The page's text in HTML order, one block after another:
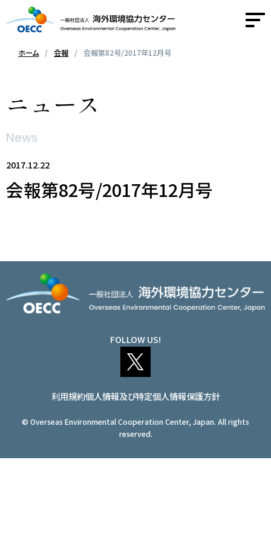
ニュース
お問い合わせ
JA/ EN
ホーム 会報 会報第82号/2017年12月号
ニュース
News
2017.12.22
会報第82号/2017年12月号
FOLLOW US!
利用規約個人情報及び特定個人情報保護方針
© Overseas Environmental Cooperation Center, Japan. All rights
reserved.